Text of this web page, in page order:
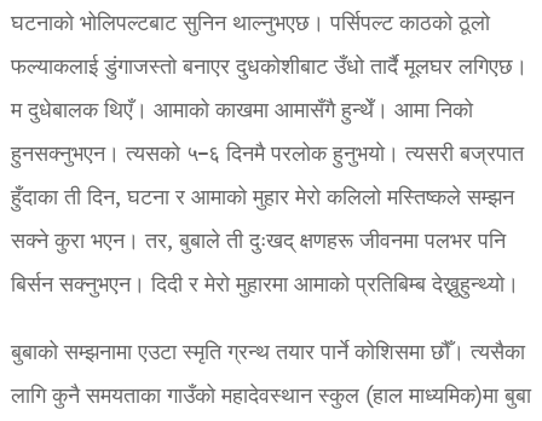
घटनाको भोलिपल्टबाट सुनिन थाल्नुभएछ। पर्सिपल्ट काठको ठूलो
फल्याकलाई डुंगाजस्तो बनाएर दुधकोशीबाट उँधो तार्दै मूलघर लगिएछ।
म दुधेबालक थिएँ। आमाको काखमा आमासँगै हुन्थेँ। आमा निको
हुनसक्नुभएन। त्यसको ५–६ दिनमै परलोक हुनुभयो। त्यसरी बज्रपात
हुँदाका ती दिन, घटना र आमाको मुहार मेरो कलिलो मस्तिष्कले सम्झन
सक्ने कुरा भएन। तर, बुबाले ती दुःखद् क्षणहरू जीवनमा पलभर पनि
बिर्सन सक्नुभएन। दिदी र मेरो मुहारमा आमाको प्रतिबिम्ब देख्नुहुन्थ्यो।
बुबाको सम्झनामा एउटा स्मृति ग्रन्थ तयार पार्ने कोशिसमा छौँ। त्यसैका
लागि कुनै समयताका गाउँको महादेवस्थान स्कुल (हाल माध्यमिक)मा बुबा